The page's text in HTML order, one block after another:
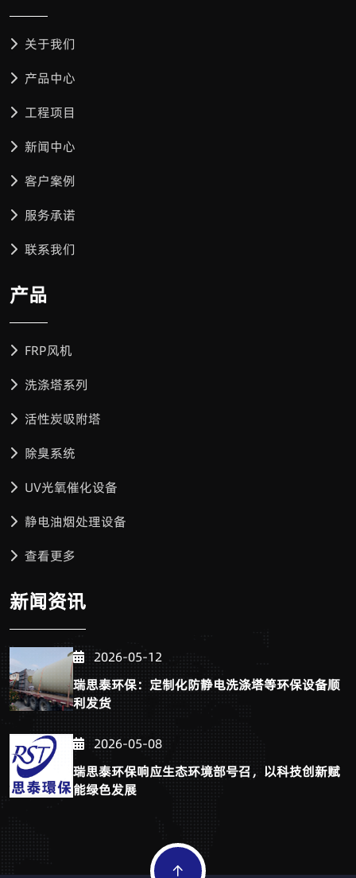
关于我们
产品中心
工程项目
新闻中心
客户案例
服务承诺
联系我们
产品
FRP风机
洗涤塔系列
活性炭吸附塔
除臭系统
UV光氧催化设备
静电油烟处理设备
查看更多
新闻资讯
2026-05-12
瑞思泰环保：定制化防静电洗涤塔等环保设备顺
利发货
2026-05-08
瑞思泰环保响应生态环境部号召，以科技创新赋
能绿色发展